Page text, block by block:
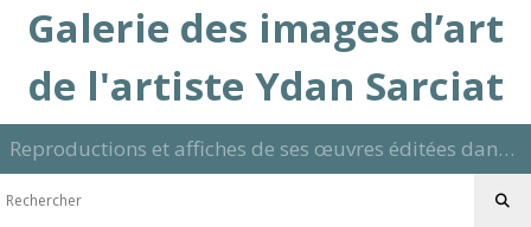
Galerie des images d’art
de l'artiste Ydan Sarciat
Reproductions et affiches de ses œuvres éditées dans son atelier sur papier ou toile dans différents formats et signées manuscrite